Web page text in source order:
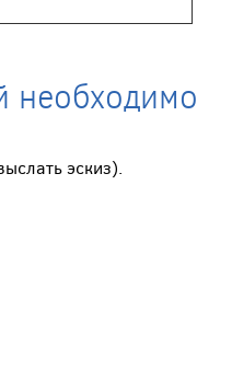
необходимо
эскиз).